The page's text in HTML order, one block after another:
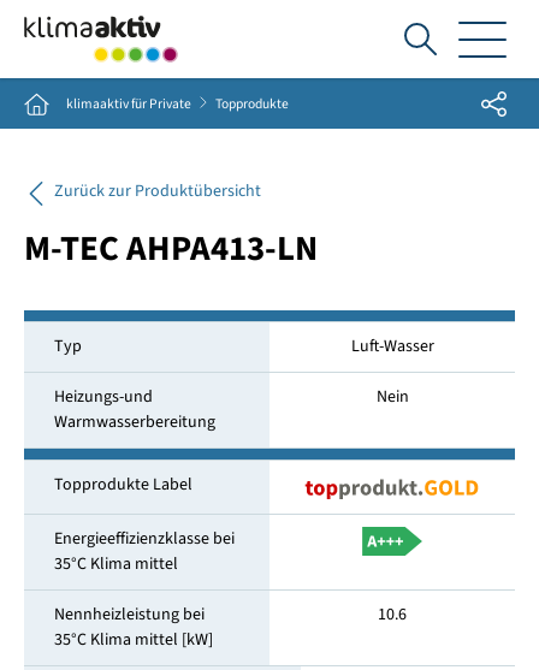
Ich
suche...
Home klimaaktiv für Private Topprodukte Share
Zurück zur Produktübersicht
M-TEC AHPA413-LN
Typ Luft-Wasser
Heizungs-und
Warmwasserbereitung
Nein
Topprodukte Label
Energieeffizienzklasse bei
35°C Klima mittel
Nennheizleistung bei
35°C Klima mittel [kW]
10.6